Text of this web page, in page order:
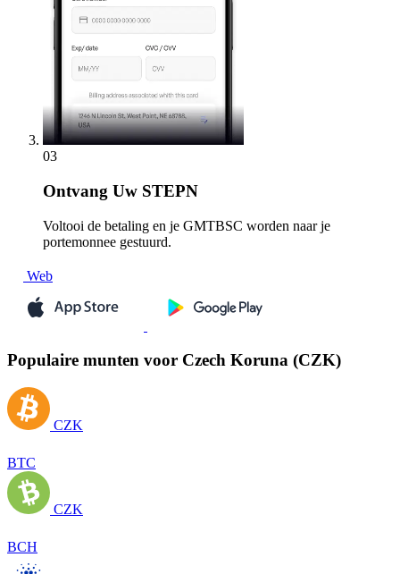
03
Ontvang Uw STEPN
Voltooi de betaling en je GMTBSC worden naar je
portemonnee gestuurd.
Web
Populaire munten voor Czech Koruna (CZK)
CZK
BTC
CZK
BCH